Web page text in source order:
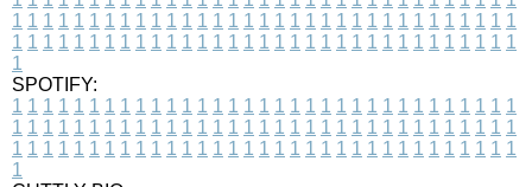
1 1 1 1 1 1 1 1 1 1 1 1 1 1 1 1 1 1 1 1 1 1 1 1 1 1 1 1 1 1 1 1 1
1 1 1 1 1 1 1 1 1 1 1 1 1 1 1 1 1 1 1 1 1 1 1 1 1 1 1 1 1 1 1 1 1
1
SPOTIFY:
1 1 1 1 1 1 1 1 1 1 1 1 1 1 1 1 1 1 1 1 1 1 1 1 1 1 1 1 1 1 1 1 1
1 1 1 1 1 1 1 1 1 1 1 1 1 1 1 1 1 1 1 1 1 1 1 1 1 1 1 1 1 1 1 1 1
1 1 1 1 1 1 1 1 1 1 1 1 1 1 1 1 1 1 1 1 1 1 1 1 1 1 1 1 1 1 1 1 1
1